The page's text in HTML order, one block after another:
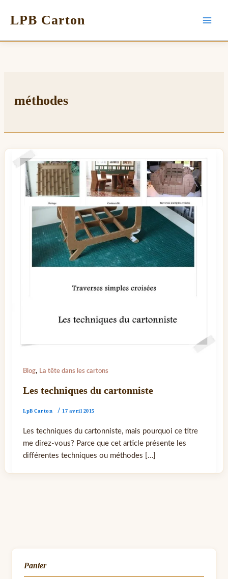
LPB Carton
méthodes
Blog, La tête dans les cartons
Les techniques du cartonniste
LpB Carton /17 avril 2015
Les techniques du cartonniste, mais pourquoi ce titre
me direz-vous? Parce que cet article présente les
différentes techniques ou méthodes […]
Panier